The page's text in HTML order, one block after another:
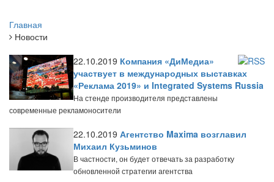
Главная
Новости
22.10.2019 Компания «ДиМедиа»
участвует в международных выставках
«Реклама 2019» и Integrated Systems Russia
На стенде производителя представлены
современные рекламоносители
22.10.2019 Агентство Maxima возглавил
Михаил Кузьминов
В частности, он будет отвечать за разработку
обновленной стратегии агентства